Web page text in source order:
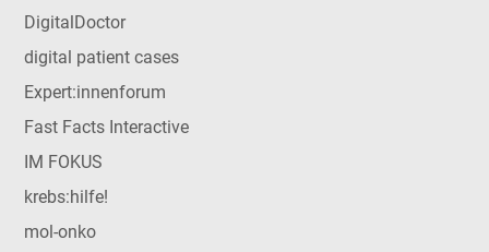
DigitalDoctor
digital patient cases
Expert:innenforum
Fast Facts Interactive
IM FOKUS
krebs:hilfe!
mol-onko